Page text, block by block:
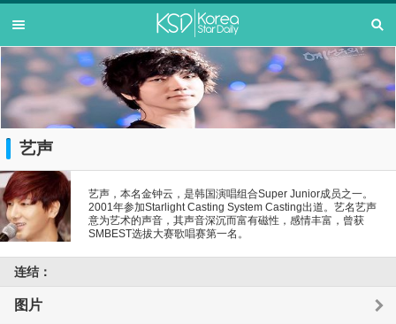
艺声
艺声，本名金钟云，是韩国演唱组合Super Junior成员之一。
2001年参加Starlight Casting System Casting出道。艺名艺声
意为艺术的声音，其声音深沉而富有磁性，感情丰富，曾获
SMBEST选拔大赛歌唱赛第一名。
连结：
图片